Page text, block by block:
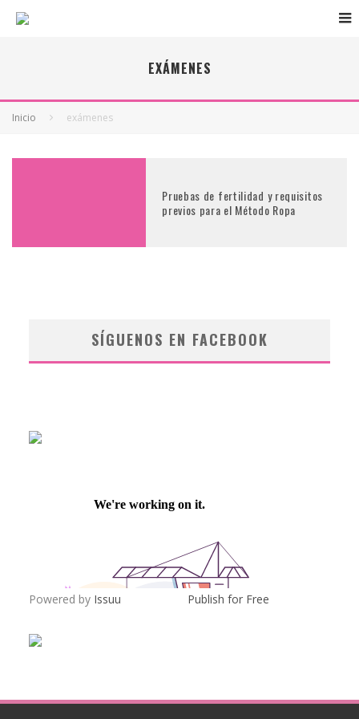
EXÁMENES
Inicio exámenes
Pruebas de fertilidad y requisitos
previos para el Método Ropa
SÍGUENOS EN FACEBOOK
Powered by Issuu Publish for Free